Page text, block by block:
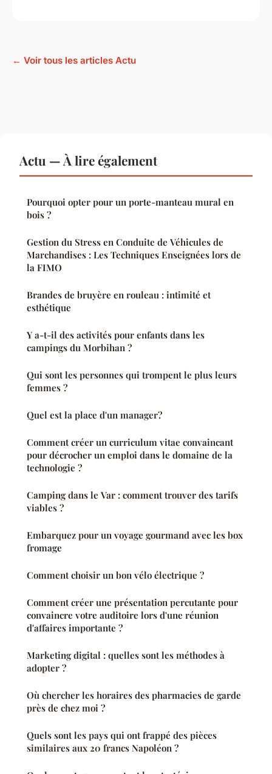
← Voir tous les articles Actu
Actu — À lire également
Pourquoi opter pour un porte-manteau mural en
bois ?
Gestion du Stress en Conduite de Véhicules de
Marchandises : Les Techniques Enseignées lors de
la FIMO
Brandes de bruyère en rouleau : intimité et
esthétique
Y a-t-il des activités pour enfants dans les
campings du Morbihan ?
Qui sont les personnes qui trompent le plus leurs
femmes ?
Quel est la place d'un manager?
Comment créer un curriculum vitae convaincant
pour décrocher un emploi dans le domaine de la
technologie ?
Camping dans le Var : comment trouver des tarifs
viables ?
Embarquez pour un voyage gourmand avec les box
fromage
Comment choisir un bon vélo électrique ?
Comment créer une présentation percutante pour
convaincre votre auditoire lors d'une réunion
d'affaires importante ?
Marketing digital : quelles sont les méthodes à
adopter ?
Où chercher les horaires des pharmacies de garde
près de chez moi ?
Quels sont les pays qui ont frappé des pièces
similaires aux 20 francs Napoléon ?